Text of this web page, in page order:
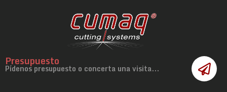
Presupuesto
Pídenos presupuesto o concerta una visita...